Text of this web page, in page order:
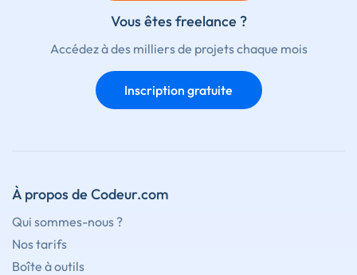
Vous êtes freelance ?
Accédez à des milliers de projets chaque mois
Inscription gratuite
À propos de Codeur.com
Qui sommes-nous ?
Nos tarifs
Boîte à outils